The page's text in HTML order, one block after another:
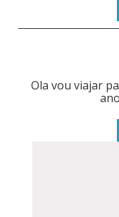
Ola vou viajar